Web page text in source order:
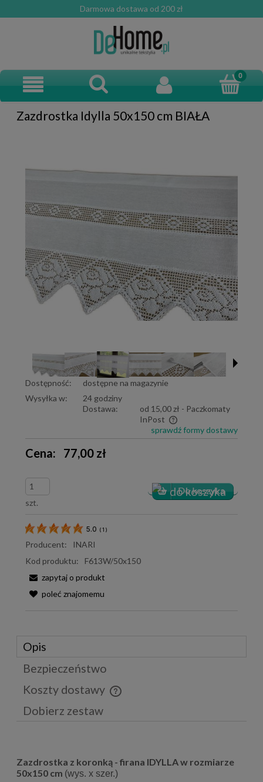
Darmowa dostawa od 200 zł
Zazdrostka Idylla 50x150 cm BIAŁA
Dostępność:
dostępne na magazynie
Wysyłka w:
24 godziny
Dostawa:
od 15,00 zł - Paczkomaty
InPost
Cena nie zawiera ewentualnych kosztów płatności
sprawdź formy dostawy
Cena: 77,00 zł
szt.
5.0 ( 1 )
Producent:
INARI
Kod produktu:
F613W/50x150
zapytaj o produkt
poleć znajomemu
Opis
Bezpieczeństwo
Koszty dostawy
Cena nie zawiera ewentualnych kosztów płatności
Dobierz zestaw
Zazdrostka z koronką - firana IDYLLA w rozmiarze
50x150 cm (wys. x szer.)